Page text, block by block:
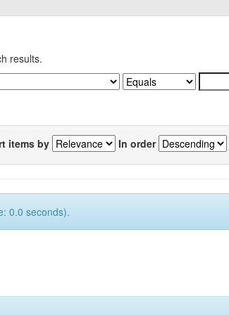
results.
items by In order
0.0 seconds).